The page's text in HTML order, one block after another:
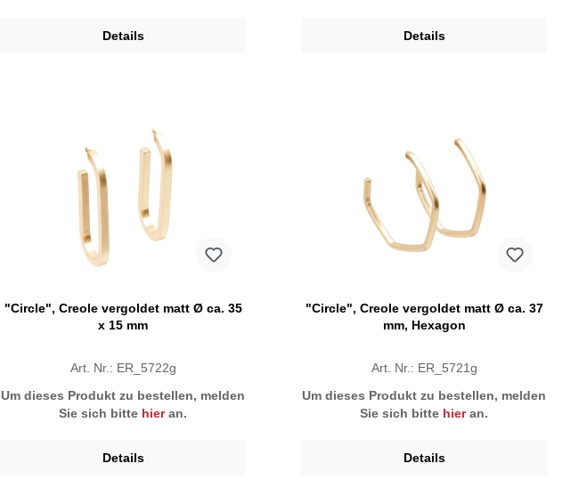
Details Details
"Circle", Creole vergoldet matt Ø ca. 35
x 15 mm
Art. Nr.: ER_5722g
Um dieses Produkt zu bestellen, melden
Sie sich bitte hieran.
Details
"Circle", Creole vergoldet matt Ø ca. 37
mm, Hexagon
Art. Nr.: ER_5721g
Um dieses Produkt zu bestellen, melden
Sie sich bitte hieran.
Details